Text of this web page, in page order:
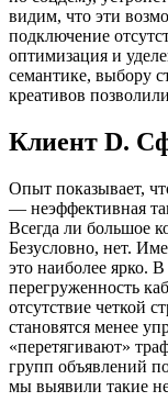
видим, что эти
подключение
оптимизация и
семантике, выбору
креативов
Клиент D.
Опыт показывает,
— неэффективная
Всегда ли большое
Безусловно, нет.
это наиболее ярко.
перегруженность
отсутствие четкой
становятся менее
«перетягивают»
групп объявлений
мы выявили такие